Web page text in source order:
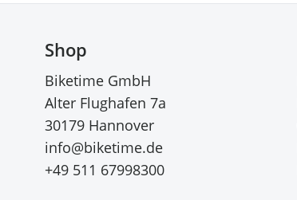
Shop
Biketime GmbH
Alter Flughafen 7a
30179 Hannover
info@biketime.de
+49 511 67998300